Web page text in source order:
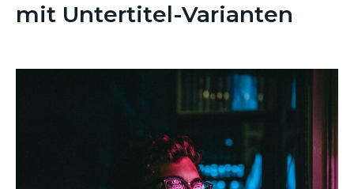
mit Untertitel-Varianten